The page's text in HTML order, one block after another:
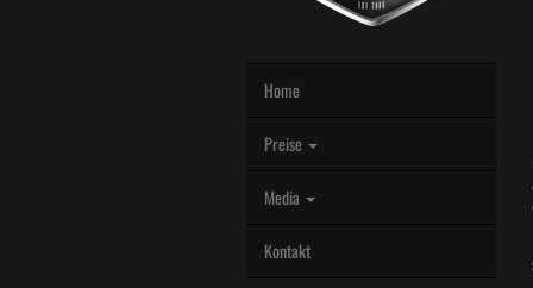
Home
Preise
Media
Kontakt